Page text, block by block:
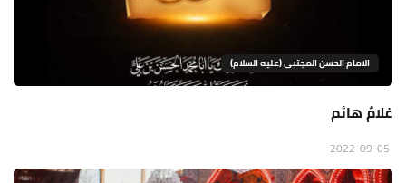
الامام الحسن المجتبى (عليه السلام)
غلامٌ هائم